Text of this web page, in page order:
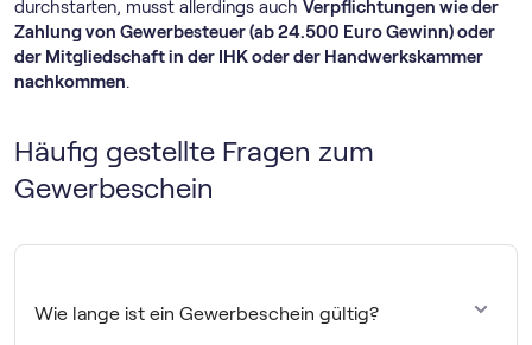
durchstarten, musst allerdings auch Verpflichtungen wie der
Zahlung von Gewerbesteuer (ab 24.500 Euro Gewinn) oder
der Mitgliedschaft in der IHK oder der Handwerkskammer
nachkommen.
Häufig gestellte Fragen zum
Gewerbeschein
Wie lange ist ein Gewerbeschein gültig?